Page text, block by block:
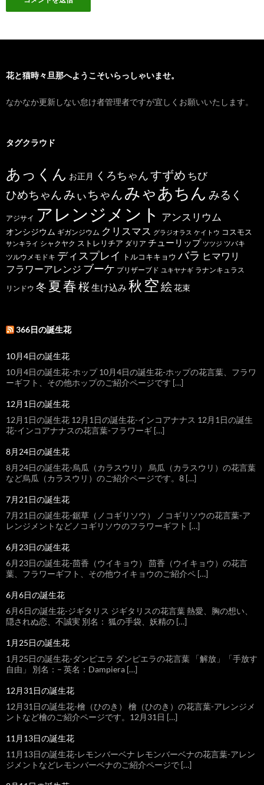
花と猫時々旦那へようこそいらっしゃいませ。
なかなか更新しない怠け者管理者ですが宜しくお願いいたします。
タグクラウド
あっくん お正月 くろちゃんすずめ ちび
ひめちゃんみぃちゃん みゃあちん みるく
アジサイ アレンジメント アンスリウム
オンシジウム ギガンジウム クリスマス グラジオラス ケイトウ コスモス
サンキライ シャクヤク ストレリチア ダリア チューリップ ツツジ ツバキ
ツルウメモドキ ディスプレイ トルコキキョウ バラ ヒマワリ
フラワーアレンジ ブーケ プリザーブド ユキヤナギ ラナンキュラス
リンドウ 冬 夏春桜生け込み 秋 空絵花束
366日の誕生花
10月4日の誕生花
10月4日の誕生花-ホップ 10月4日の誕生花-ホップの花言葉、フラワ
ーギフト、その他ホップのご紹介ページです […]
12月1日の誕生花
12月1日の誕生花 12月1日の誕生花-インコアナナス 12月1日の誕生
花-インコアナナスの花言葉-フラワーギ […]
8月24日の誕生花
8月24日の誕生花-烏瓜（カラスウリ） 烏瓜（カラスウリ）の花言葉
など烏瓜（カラスウリ）のご紹介ページです。8 […]
7月21日の誕生花
7月21日の誕生花-鋸草（ノコギリソウ） ノコギリソウの花言葉-ア
レンジメントなどノコギリソウのフラワーギフト […]
6月23日の誕生花
6月23日の誕生花-茴香（ウイキョウ） 茴香（ウイキョウ）の花言
葉、フラワーギフト、その他ウイキョウのご紹介ペ […]
6月6日の誕生花
6月6日の誕生花-ジギタリス ジギタリスの花言葉 熱愛、胸の想い、
隠されぬ恋、不誠実 別名： 狐の手袋、妖精の […]
1月25日の誕生花
1月25日の誕生花-ダンピエラ ダンピエラの花言葉 「解放」「手放す
自由」 別名：– 英名：Dampiera […]
12月31日の誕生花
12月31日の誕生花-檜（ひのき） 檜（ひのき）の花言葉-アレンジメ
ントなど檜のご紹介ページです。12月31日 […]
11月13日の誕生花
11月13日の誕生花-レモンバーベナ レモンバーベナの花言葉-アレン
ジメントなどレモンバーベナのご紹介ページで […]